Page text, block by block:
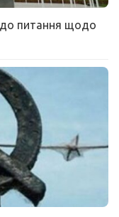
до питання щодо